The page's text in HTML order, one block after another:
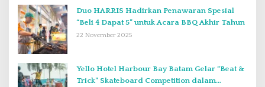
Duo HARRIS Hadirkan Penawaran Spesial
“Beli 4 Dapat 5” untuk Acara BBQ Akhir Tahun
22 November 2025
Yello Hotel Harbour Bay Batam Gelar “Beat &
Trick” Skateboard Competition dalam